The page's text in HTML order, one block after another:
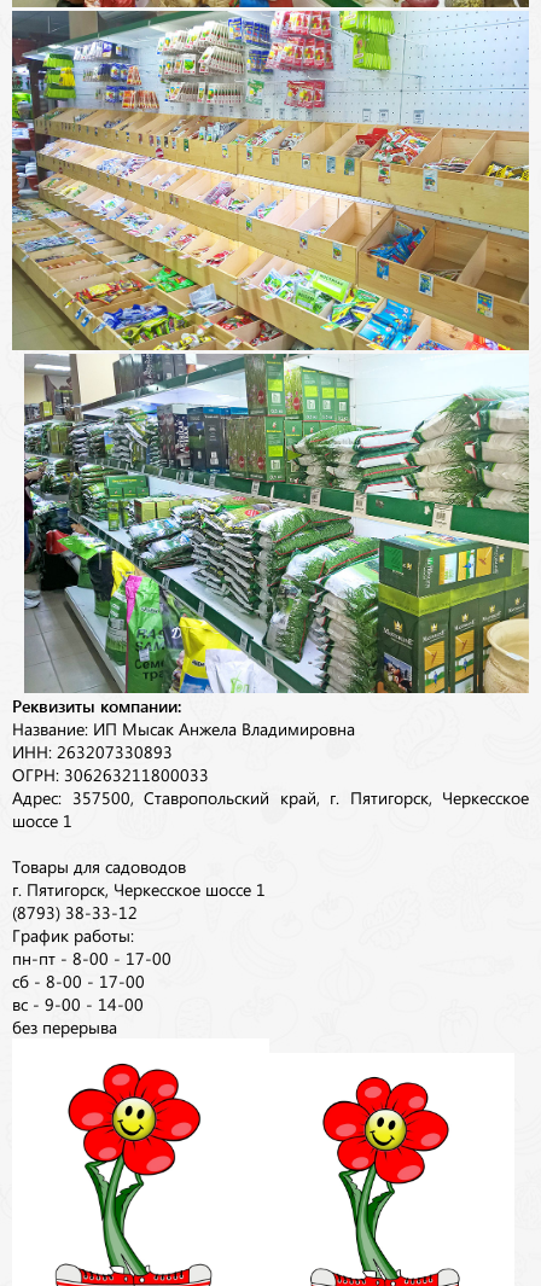
Реквизиты компании:
Название: ИП Мысак Анжела Владимировна
ИНН: 263207330893
ОГРН: 306263211800033
Адрес: 357500, Ставропольский край, г. Пятигорск, Черкесское
шоссе 1
Товары для садоводов
г. Пятигорск, Черкесское шоссе 1
(8793) 38-33-12
График работы:
пн-пт - 8-00 - 17-00
сб - 8-00 - 17-00
вс - 9-00 - 14-00
без перерыва